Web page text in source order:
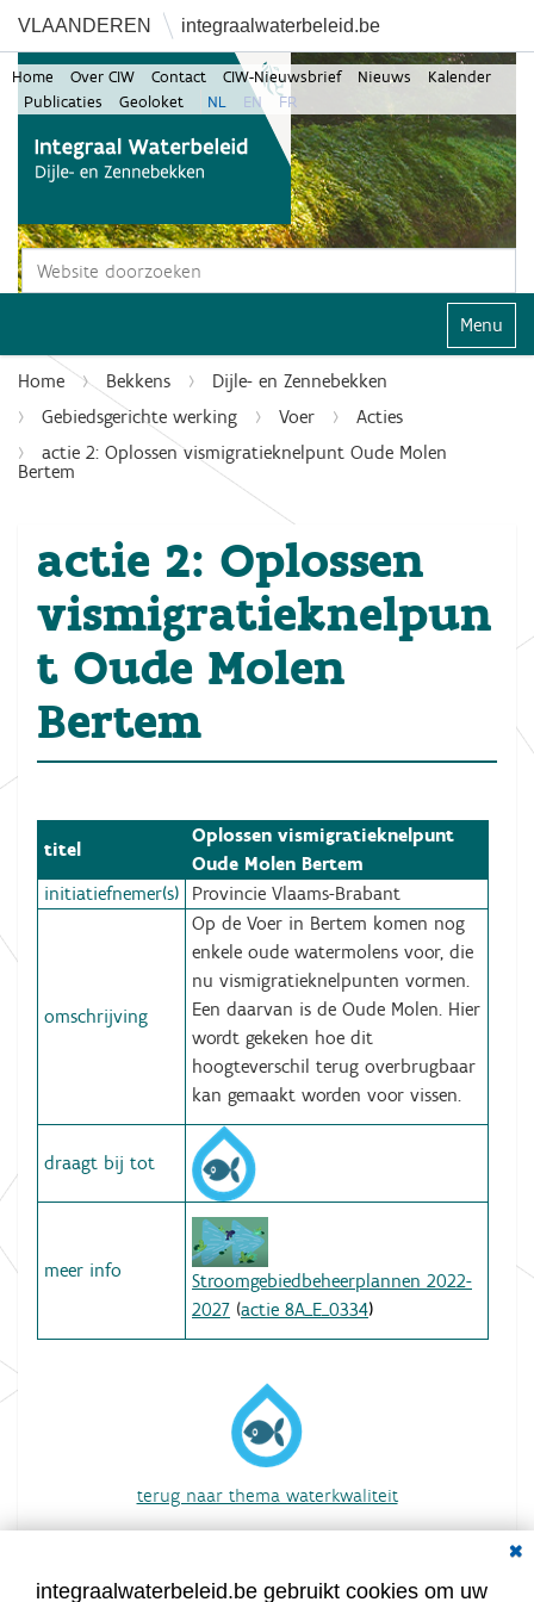
VLAANDEREN integraalwaterbeleid.be
Zoek
Home Over CIW Contact CIW-Nieuwsbrief Nieuws
Kalender
Publicaties
Geoloket NL EN FR
Klap
Home Bekkens
Dijle- en Zennebekken
Gebiedsgerichte werking
Voer
Acties
actie 2: Oplossen vismigratieknelpunt Oude Molen
Bertem
actie 2: Oplossen
vismigratieknelpun
t Oude Molen
Bertem
titel
Oplossen vismigratieknelpunt
Oude Molen Bertem
initiatiefnemer(s)
Provincie Vlaams-Brabant
omschrijving
Op de Voer in Bertem komen nog
enkele oude watermolens voor, die
nu vismigratieknelpunten vormen.
Een daarvan is de Oude Molen. Hier
wordt gekeken hoe dit
hoogteverschil terug overbrugbaar
kan gemaakt worden voor vissen.
draagt bij tot
meer info
Stroomgebiedbeheerplannen 2022-
2027 (actie 8A_E_0334)
terug naar thema waterkwaliteit
overzicht van alle acties
integraalwaterbeleid.be gebruikt cookies om uw